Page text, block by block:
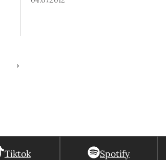
›
Tiktok Spotify